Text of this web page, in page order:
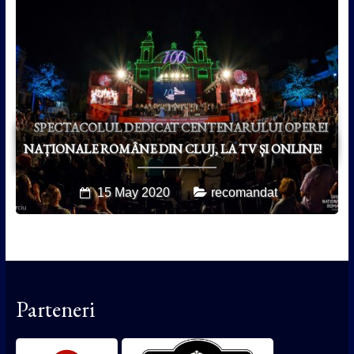
SPECTACOLUL DEDICAT CENTENARULUI OPEREI
NAȚIONALE ROMÂNE DIN CLUJ, LA TV ȘI ONLINE!
15 May 2020 recomandat
Parteneri